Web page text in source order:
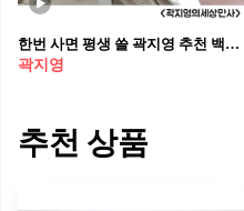
한번 사면 평생 쓸 곽지영 추천 백👜 브랜드별 명품 데일리백 모음✅
곽지영
추천 상품